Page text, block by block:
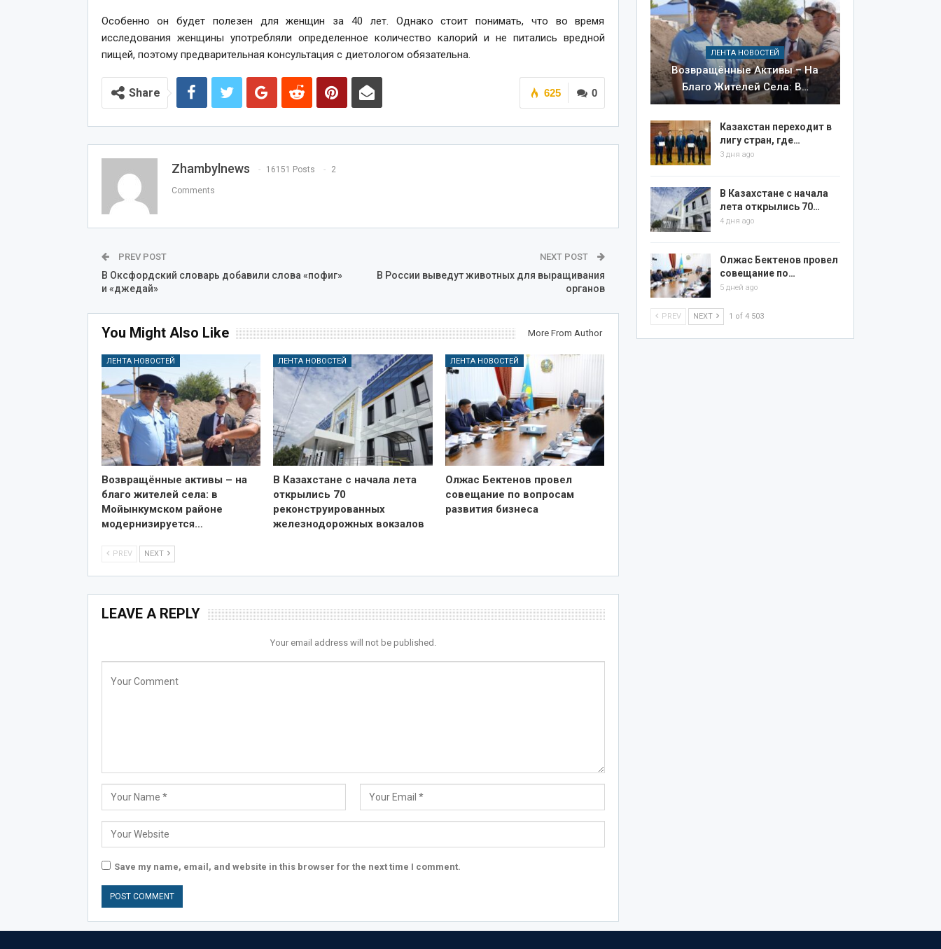
Особенно он будет полезен для женщин за 40 лет. Однако стоит понимать, что во время
исследования женщины употребляли определенное количество калорий и не питались вредной
пищей, поэтому предварительная консультация с диетологом обязательна.
0
625
Share
Zhambylnews 16151 Posts 2
Comments
PREV POST
В Оксфордский словарь добавили слова «пофиг»
и «джедай»
NEXT POST
В России выведут животных для выращивания
органов
You Might Also Like More From Author
ЛЕНТА НОВОСТЕЙ
Возвращённые активы – на
благо жителей села: в
Мойынкумском районе
модернизируется…
ЛЕНТА НОВОСТЕЙ
В Казахстане с начала лета
открылись 70
реконструированных
железнодорожных вокзалов
ЛЕНТА НОВОСТЕЙ
Олжас Бектенов провел
совещание по вопросам
развития бизнеса
PREV NEXT
LEAVE A REPLY
Your email address will not be published.
Save my name, email, and website in this browser for the next time I comment.
ЛЕНТА НОВОСТЕЙ
Возвращённые Активы – На
Благо Жителей Села: В…
Казахстан переходит в
лигу стран, где…
3 дня ago
В Казахстане с начала
лета открылись 70…
4 дня ago
Олжас Бектенов провел
совещание по…
5 дней ago
PREV NEXT 1 of 4 503